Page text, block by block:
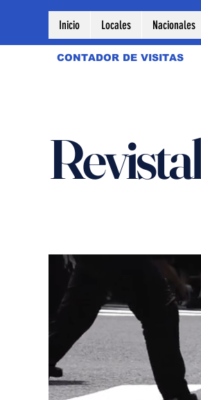
Inicio Locales Nacionales
CONTADOR DE VISITAS